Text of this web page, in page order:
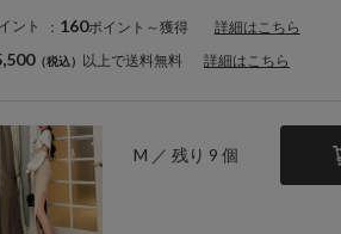
ント ： 160ポイント～獲得 詳細はこちら
M ／ 残り 9 個
以上で送料無料 詳細はこちら